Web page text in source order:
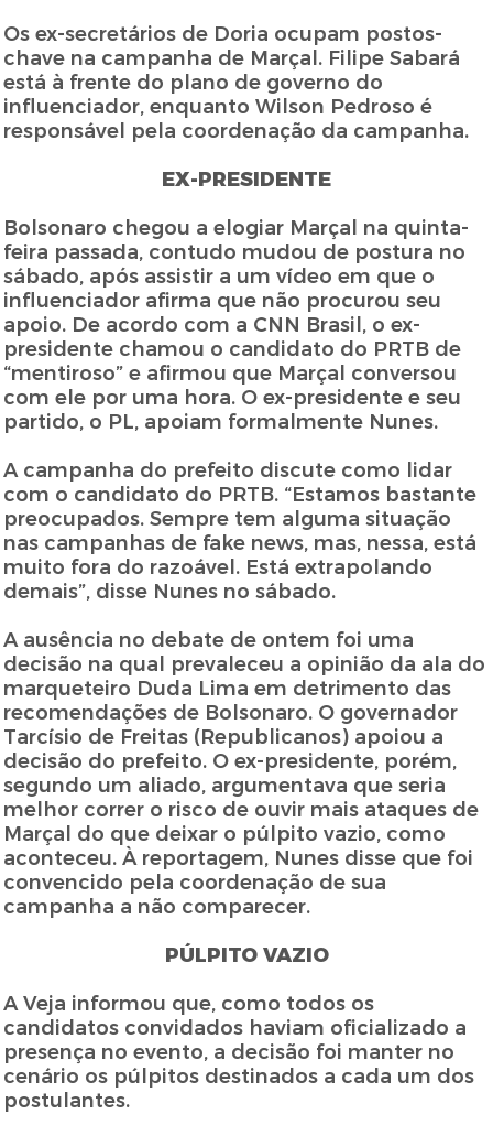
Os ex-secretários de Doria ocupam postos-
chave na campanha de Marçal. Filipe Sabará
está à frente do plano de governo do
influenciador, enquanto Wilson Pedroso é
responsável pela coordenação da campanha.
EX-PRESIDENTE
Bolsonaro chegou a elogiar Marçal na quinta-
feira passada, contudo mudou de postura no
sábado, após assistir a um vídeo em que o
influenciador afirma que não procurou seu
apoio. De acordo com a CNN Brasil, o ex-
presidente chamou o candidato do PRTB de
“mentiroso” e afirmou que Marçal conversou
com ele por uma hora. O ex-presidente e seu
partido, o PL, apoiam formalmente Nunes.
A campanha do prefeito discute como lidar
com o candidato do PRTB. “Estamos bastante
preocupados. Sempre tem alguma situação
nas campanhas de fake news, mas, nessa, está
muito fora do razoável. Está extrapolando
demais”, disse Nunes no sábado.
A ausência no debate de ontem foi uma
decisão na qual prevaleceu a opinião da ala do
marqueteiro Duda Lima em detrimento das
recomendações de Bolsonaro. O governador
Tarcísio de Freitas (Republicanos) apoiou a
decisão do prefeito. O ex-presidente, porém,
segundo um aliado, argumentava que seria
melhor correr o risco de ouvir mais ataques de
Marçal do que deixar o púlpito vazio, como
aconteceu. À reportagem, Nunes disse que foi
convencido pela coordenação de sua
campanha a não comparecer.
PÚLPITO VAZIO
A Veja informou que, como todos os
candidatos convidados haviam oficializado a
presença no evento, a decisão foi manter no
cenário os púlpitos destinados a cada um dos
postulantes.